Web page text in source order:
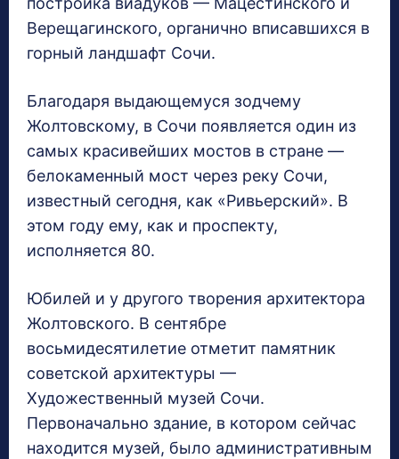
Верещагинского, органично вписавшихся в
горный ландшафт Сочи.
Благодаря выдающемуся зодчему
Жолтовскому, в Сочи появляется один из
самых красивейших мостов в стране —
белокаменный мост через реку Сочи,
известный сегодня, как «Ривьерский». В
этом году ему, как и проспекту,
исполняется 80.
Юбилей и у другого творения архитектора
Жолтовского. В сентябре
восьмидесятилетие отметит памятник
советской архитектуры —
Художественный музей Сочи.
Первоначально здание, в котором сейчас
находится музей, было административным